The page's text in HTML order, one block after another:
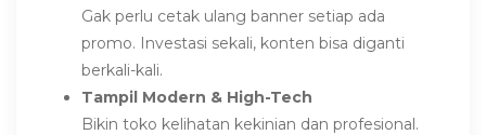
Gak perlu cetak ulang banner setiap ada
promo. Investasi sekali, konten bisa diganti
berkali-kali.
Tampil Modern & High-Tech
Bikin toko kelihatan kekinian dan profesional.